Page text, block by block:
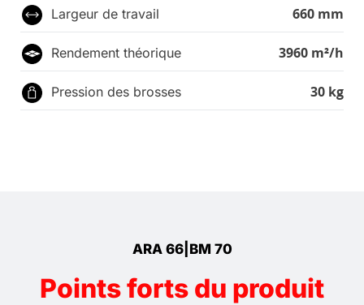
Largeur de travail 660 mm
Rendement théorique 3960 m²/h
Pression des brosses 30 kg
ARA 66|BM 70
Points forts du produit